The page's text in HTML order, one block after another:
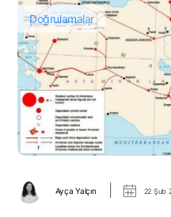
Doğrulamalar
Ayça Yalçın 22 Şub